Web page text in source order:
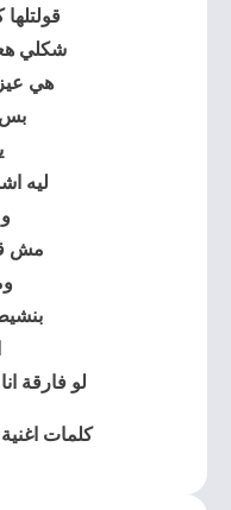
شكلي
هي
بس
ليه
مش
لو فارقة
كلمات اغنية